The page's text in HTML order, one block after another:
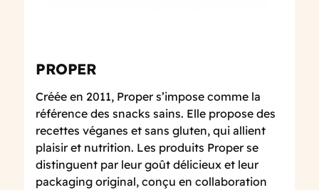
PROPER
Créée en 2011, Proper s’impose comme la
référence des snacks sains. Elle propose des
recettes véganes et sans gluten, qui allient
plaisir et nutrition. Les produits Proper se
distinguent par leur goût délicieux et leur
packaging original, conçu en collaboration